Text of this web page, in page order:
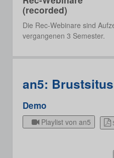
(recorded)
Die Rec-Webinare sind
vergangenen 3 Semester.
an5:
Demo
Playlist von an5